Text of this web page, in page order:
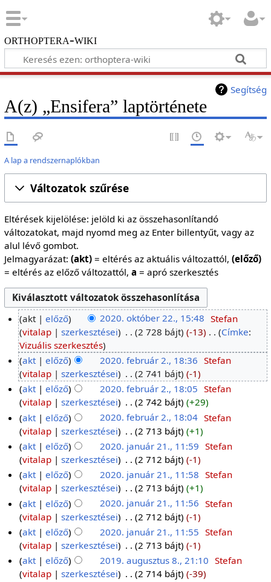
orthoptera-wiki
Segítség
A(z) „Ensifera” laptörténete
A lap a rendszernaplókban
Változatok szűrése
Eltérések kijelölése: jelöld ki az összehasonlítandó
változatokat, majd nyomd meg az Enter billentyűt, vagy az
alul lévő gombot.
Jelmagyarázat: (akt)= eltérés az aktuális változattól, (előző)
= eltérés az előző változattól, a = apró szerkesztés
akt előző 2020. október 22., 15:48 Stefan
vitalap
szerkesztései 2 728 bájt -13 Címke:
Vizuális szerkesztés
akt
előző 2020. február 2., 18:36 Stefan
vitalap
szerkesztései 2 741 bájt
-1
akt
előző 2020. február 2., 18:05 Stefan
vitalap
szerkesztései 2 742 bájt
+29
akt
előző 2020. február 2., 18:04‎ Stefan
vitalap
szerkesztései 2 713 bájt
+1
akt
előző 2020. január 21., 11:59 Stefan
vitalap
szerkesztései 2 712 bájt
-1
akt
előző 2020. január 21., 11:58 Stefan
vitalap
szerkesztései 2 713 bájt
+1
akt
előző 2020. január 21., 11:56 Stefan
vitalap
szerkesztései 2 712 bájt
-1
akt
előző 2020. január 21., 11:55 Stefan
vitalap
szerkesztései 2 713 bájt
-1
akt
előző 2019. augusztus 8., 21:10 Stefan
vitalap
szerkesztései 2 714 bájt
-39